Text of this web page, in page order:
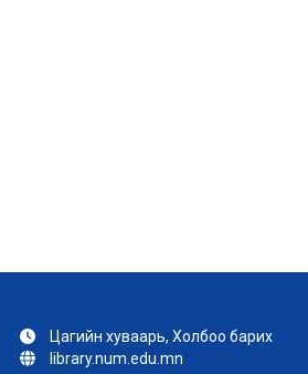
Цагийн хуваарь, Холбоо барих
library.num.edu.mn